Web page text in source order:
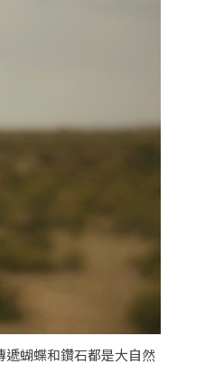
蝴蝶和鑽石都是大自然